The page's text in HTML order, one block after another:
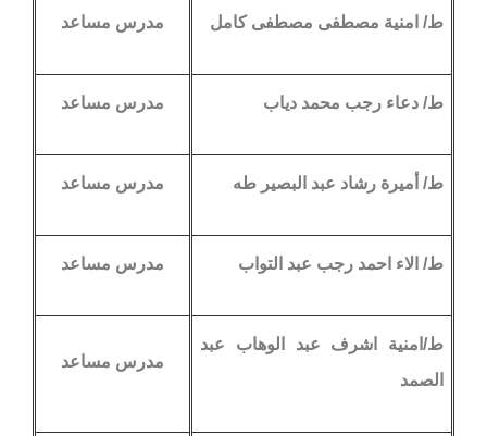
ط/ امنية مصطفى مصطفى كامل مدرس مساعد
ط/ دعاء رجب محمد دياب مدرس مساعد
ط/ أميرة رشاد عبد البصير طه مدرس مساعد
ط/ الاء احمد رجب عبد التواب مدرس مساعد
ط/امنية اشرف عبد الوهاب عبد
الصمد
مدرس مساعد